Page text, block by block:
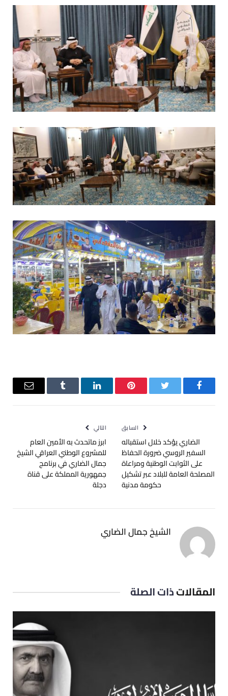
فيسبوك تويتر بينتيريستلينكدإن Tumblr
البريد
السابق
الضاري يؤكد خلال استقباله
السفير الروسي ضرورة الحفاظ
على الثوابت الوطنية ومراعاة
المصلحة العامة للبلاد عبر تشكيل
حكومة مدنية
التالي
ابرز ماتحدث به الأمين العام
للمشروع الوطني العراقي الشيخ
‫جمال الضاري‬ في برنامج
‫جمهورية المملكة‬ على قناة
‫دجلة‬
الشيخ جمال الضاري
المقالاتذات الصلة